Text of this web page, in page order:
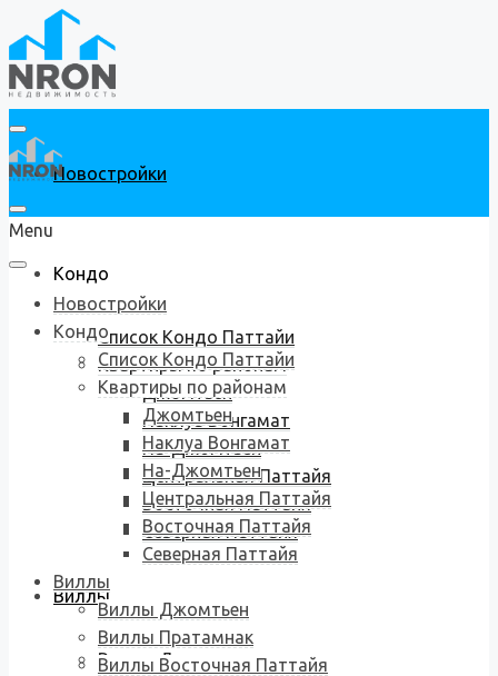
Новостройки
Кондо
Список Кондо Паттайи
Квартиры по районам
Джомтьен
Наклуа Вонгамат
На-Джомтьен
Центральная Паттайя
Восточная Паттайя
Северная Паттайя
Виллы
Виллы Джомтьен
Menu
Новостройки
Кондо
Список Кондо Паттайи
Квартиры по районам
Джомтьен
Наклуа Вонгамат
На-Джомтьен
Центральная Паттайя
Восточная Паттайя
Северная Паттайя
Виллы
Виллы Джомтьен
Виллы Пратамнак
Виллы Восточная Паттайя